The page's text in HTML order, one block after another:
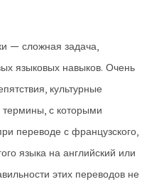
— сложная задача,
языковых навыков. Очень
культурные
с которыми
переводе с французского,
языка на английский или
этих переводов не